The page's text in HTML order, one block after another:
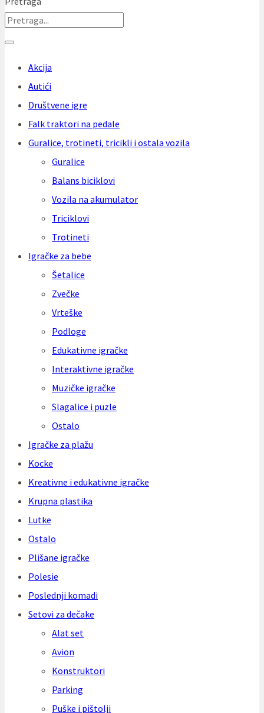
Akcija
Autići
Društvene igre
Falk traktori na pedale
Guralice, trotineti, tricikli i ostala vozila
Guralice
Balans biciklovi
Vozila na akumulator
Triciklovi
Trotineti
Igračke za bebe
Šetalice
Zvečke
Vrteške
Podloge
Edukativne igračke
Interaktivne igračke
Muzičke igračke
Slagalice i puzle
Ostalo
Igračke za plažu
Kocke
Kreativne i edukativne igračke
Krupna plastika
Lutke
Ostalo
Plišane igračke
Polesie
Poslednji komadi
Setovi za dečake
Alat set
Avion
Konstruktori
Parking
Puške i pištolji